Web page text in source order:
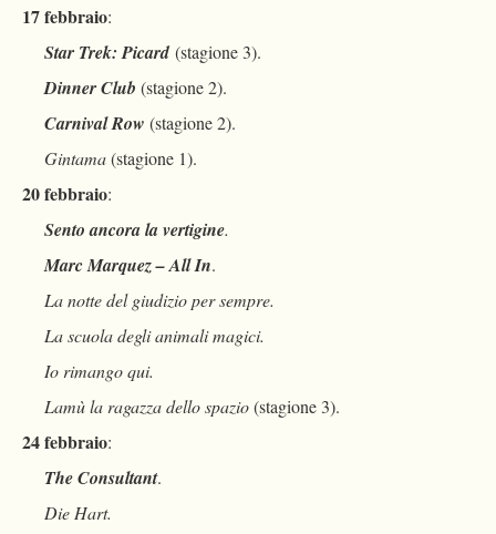
17 febbraio:
Star Trek: Picard(stagione 3).
Dinner Club (stagione 2).
Carnival Row (stagione 2).
Gintama(stagione 1).
20 febbraio:
Sento ancora la vertigine.
Marc Marquez – All In.
La notte del giudizio per sempre.
La scuola degli animali magici.
Io rimango qui.
Lamù la ragazza dello spazio(stagione 3).
24 febbraio:
The Consultant.
Die Hart.